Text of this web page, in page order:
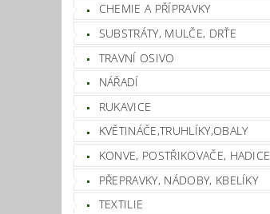
CHEMIE A PŘÍPRAVKY
SUBSTRÁTY, MULČE, DRŤE
TRAVNÍ OSIVO
NÁŘADÍ
RUKAVICE
KVĚTINÁČE,TRUHLÍKY,OBALY
KONVE, POSTŘIKOVAČE, HADICE
PŘEPRAVKY, NÁDOBY, KBELÍKY
TEXTILIE